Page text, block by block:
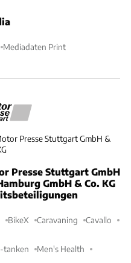
Mediadaten Print
Presse Stuttgart GmbH &
Presse Stuttgart GmbH
GmbH & Co. KG
BikeX Caravaning Cavallo
tanken Men's Health